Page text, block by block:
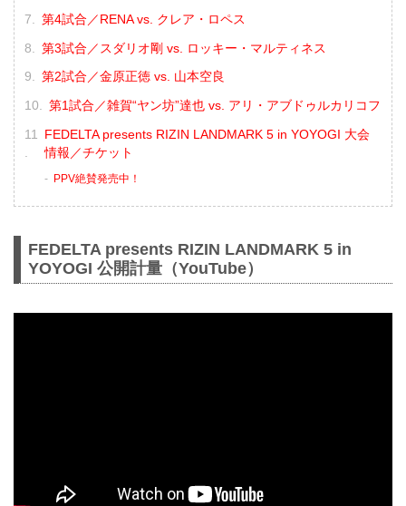
第4試合／RENA vs. クレア・ロペス
第3試合／スダリオ剛 vs. ロッキー・マルティネス
第2試合／金原正徳 vs. 山本空良
第1試合／雑賀“ヤン坊”達也 vs. アリ・アブドゥルカリコフ
FEDELTA presents RIZIN LANDMARK 5 in YOYOGI 大会
情報／チケット
PPV絶賛発売中！
FEDELTA presents RIZIN LANDMARK 5 in
YOYOGI 公開計量（YouTube）